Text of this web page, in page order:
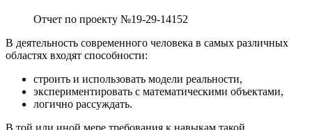
Отчет по проекту №19-29-14152
В деятельность современного человека в самых различных
областях входят способности:
строить и использовать модели реальности,
экспериментировать с математическими объектами,
логично рассуждать.
В той или иной мере требования к навыкам такой